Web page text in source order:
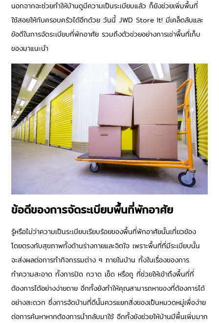
นอกจากจะช่วยทำให้บ้านดูมีความเป็นระเบียบแล้ว ก็ยังช่วยเพิ่มพื้นที่
ใช้สอยให้กับครอบครัวได้อีกด้วย วันนี้ JWD Store It! มีเคล็ดลับและ
ข้อดีในการจัดระเบียบที่พักอาศัย รวมถึงตัวช่วยอย่างการเช่าพื้นที่เก็บ
ของมาแนะนำ
ข้อดีของการจัดระเบียบพื้นที่พักอาศัย
รู้หรือไม่ว่าความเป็นระเบียบเรียบร้อยของพื้นที่พักอาศัยนั้นเกี่ยวข้อง
โดยตรงกับสุขภาพทั้งด้านร่างกายและจิตใจ เพราะพื้นที่ที่มีระเบียบนั้น
จะส่งผลต่อการทำกิจกรรมต่าง ๆ ภายในบ้าน ทั้งในเรื่องของการ
ทำความสะอาด ทั้งการปัด กวาด เช็ด หรือถู ที่ช่วยให้เข้าถึงพื้นที่ที่
ต้องการได้อย่างง่ายดาย อีกทั้งยังทำให้คุณสามารถหาของที่ต้องการได้
อย่างสะดวก ซึ่งการจัดบ้านที่ดีนั้นควรแยกสิ่งของเป็นหมวดหมู่เพื่อง่าย
ต่อการค้นหาหากต้องการนำกลับมาใช้ อีกทั้งยังช่วยให้บ้านมีพื้นเพิ่มมาก